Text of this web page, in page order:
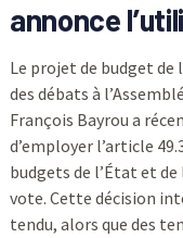
annonce
Le projet de budget de
des débats à
François Bayrou a
d’employer l’article
budgets de l’État et
vote. Cette décision
tendu, alors que des